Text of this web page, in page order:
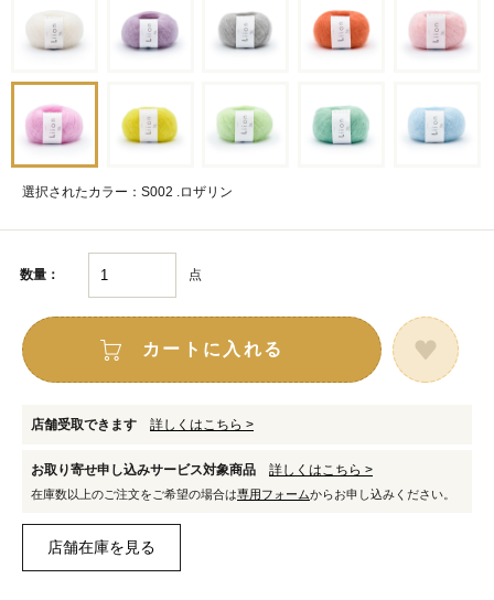
選択されたカラー：S002 .ロザリン
数量： 点
カートに入れる
店舗受取できます 詳しくはこちら >
お取り寄せ申し込みサービス対象商品 詳しくはこちら >
在庫数以上のご注文をご希望の場合は専用フォームからお申し込みください。